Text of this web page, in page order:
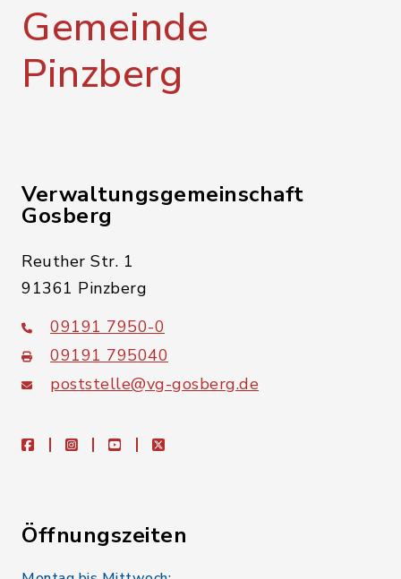
Gemeinde
Pinzberg
Verwaltungsgemeinschaft
Gosberg
Reuther Str. 1
91361 Pinzberg
09191 7950-0
09191 795040
poststelle@vg-gosberg.de
facebookinstagramyoutubeX
Öffnungszeiten